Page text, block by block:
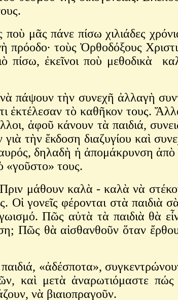
πάνε πίσω χιλιάδες χρόνια
τοὺς Ὀρθοδόξους
πίσω, ἐκεῖνοι ποὺ μεθοδικὰ
τὴν συνεχῆ ἀλλαγὴ
ἐκτέλεσαν τὸ καθῆκον τους.
ἀφοῦ κάνουν τὰ παιδιά,
τὴν ἔκδοση διαζυγίου καὶ
δηλαδὴ ἡ ἀπομάκρυνση ἀπὸ
«γοῦστο» τους.
μάθουν καλὰ - καλὰ νὰ
γονεῖς φέρονται στὰ παιδιὰ
Πῶς αὐτὰ τὰ παιδιὰ θὰ
Πῶς θὰ αἰσθανθοῦν ὅταν
«ἀδέσποτα»,
καὶ μετὰ ἀναρωτιόμαστε πώς
νὰ βιαιοπραγοῦν.